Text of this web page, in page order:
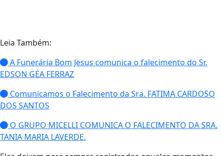
Leia Também:
A Funerária Bom Jesus comunica o falecimento do Sr.
EDSON GÉA FERRAZ
Comunicamos o Falecimento da Sra. FATIMA CARDOSO
DOS SANTOS
O GRUPO MICELLI COMUNICA O FALECIMENTO DA SRA.
TANIA MARIA LAVERDE.